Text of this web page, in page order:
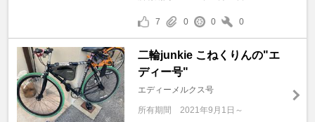
7 0 0 0
二輪junkie こねくりんの"エ
ディー号"
エディーメルクス号
所有期間 2021年9月1日～